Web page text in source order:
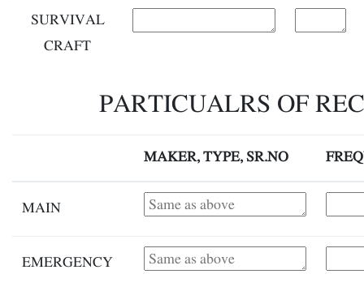
SURVIVAL
CRAFT
PARTICUALRS OF
MAKER, TYPE, SR.NO
MAIN
EMERGENCY